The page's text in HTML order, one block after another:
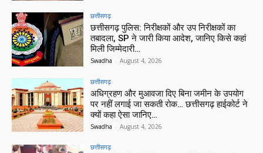
छत्तीसगढ़
छत्तीसगढ़ पुलिस: निरीक्षकों और उप निरीक्षकों का
तबादला, SP ने जारी किया आदेश, जानिए किसे कहां
मिली जिम्मेदारी…
Swadha - August 4, 2026
छत्तीसगढ़
अधिग्रहण और मुआवजा दिए बिना जमीन के उपयोग
पर नहीं लगाई जा सकती रोक… छत्तीसगढ़ हाईकोर्ट ने
क्यों कहा ऐसा जानिए…
Swadha - August 4, 2026
छत्तीसगढ़